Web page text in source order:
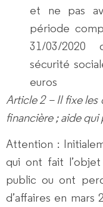
et ne pas
période
31/03/2020
sécurité
euros
Article 2 – Il fixe les
financière ; aide qui
Attention :
qui ont fait l’objet
public ou ont
d’affaires en mars